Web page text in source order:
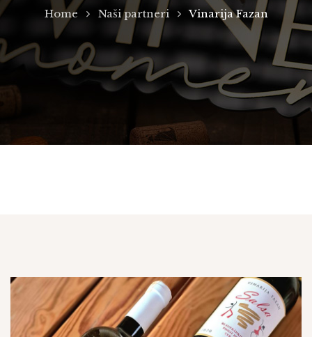
Home Naši partneri Vinarija Fazan